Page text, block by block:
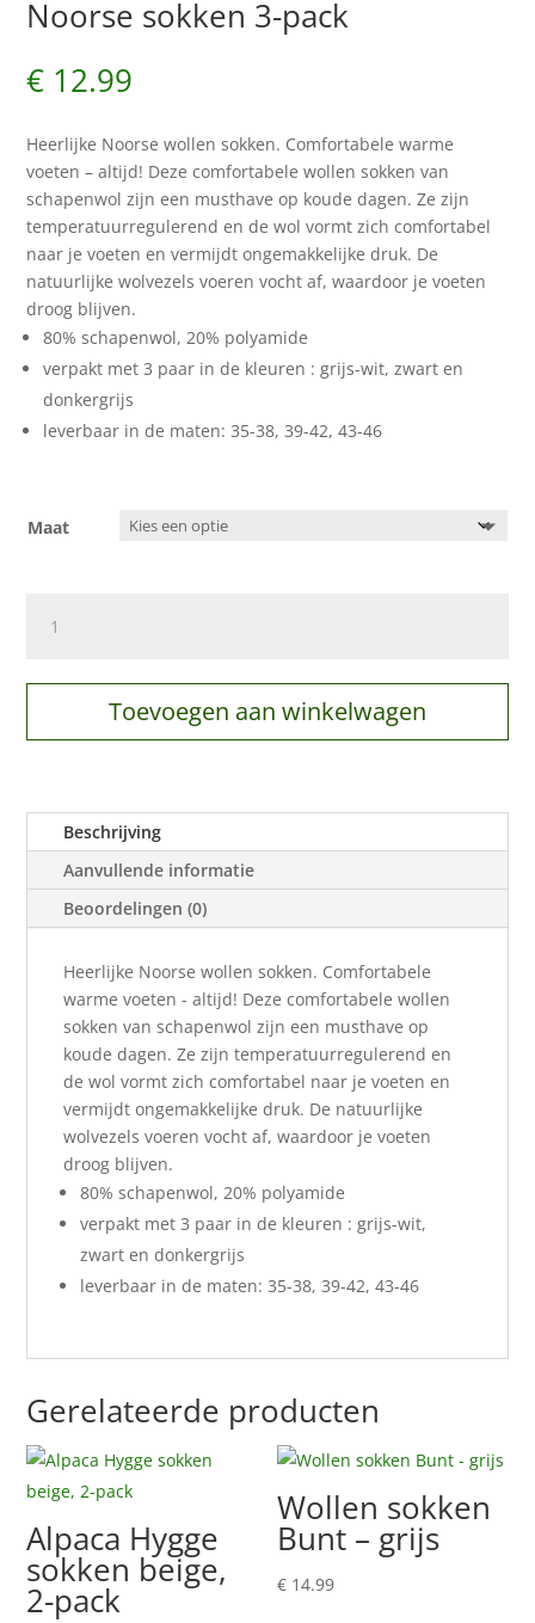
Noorse sokken 3-pack
€ 12.99
Heerlijke Noorse wollen sokken. Comfortabele warme
voeten – altijd! Deze comfortabele wollen sokken van
schapenwol zijn een musthave op koude dagen. Ze zijn
temperatuurregulerend en de wol vormt zich comfortabel
naar je voeten en vermijdt ongemakkelijke druk. De
natuurlijke wolvezels voeren vocht af, waardoor je voeten
droog blijven.
80% schapenwol, 20% polyamide
verpakt met 3 paar in de kleuren : grijs-wit, zwart en
donkergrijs
leverbaar in de maten: 35-38, 39-42, 43-46
Maat
sokken
pack
Toevoegen aan winkelwagen
Beschrijving
Aanvullende informatie
Beoordelingen (0)
Heerlijke Noorse wollen sokken. Comfortabele
warme voeten - altijd! Deze comfortabele wollen
sokken van schapenwol zijn een musthave op
koude dagen. Ze zijn temperatuurregulerend en
de wol vormt zich comfortabel naar je voeten en
vermijdt ongemakkelijke druk. De natuurlijke
wolvezels voeren vocht af, waardoor je voeten
droog blijven.
80% schapenwol, 20% polyamide
verpakt met 3 paar in de kleuren : grijs-wit,
zwart en donkergrijs
leverbaar in de maten: 35-38, 39-42, 43-46
Gerelateerde producten
Alpaca Hygge
sokken beige,
2-pack
Wollen sokken
Bunt – grijs
€ 14.99